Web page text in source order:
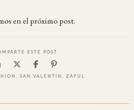
en el próximo post.
ESTE POST
, SAN VALENTÍN , ZAFUL